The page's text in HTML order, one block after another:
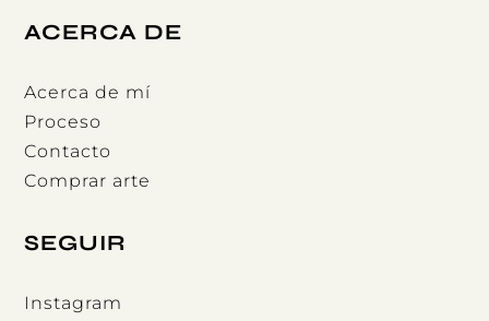
ACERCA DE
Acerca de mí
Proceso
Contacto
Comprar arte
SEGUIR
Instagram